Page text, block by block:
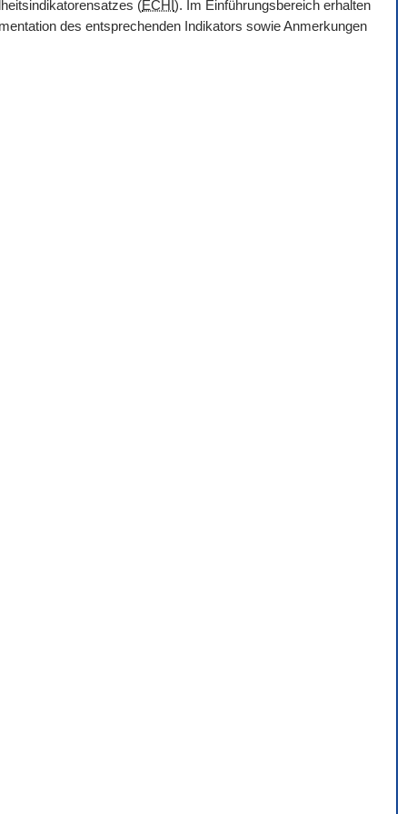
(ECHI). Im Einführungsbereich erhalten
des entsprechenden Indikators sowie Anmerkungen